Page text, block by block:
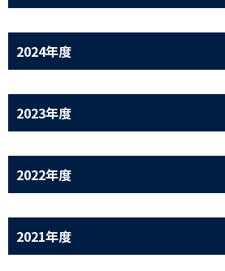
2024年度
2023年度
2022年度
2021年度